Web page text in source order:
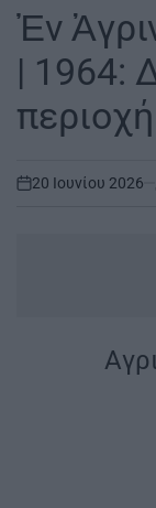
Ἐν
| 1964:
on
20 Ιουνίου 2026